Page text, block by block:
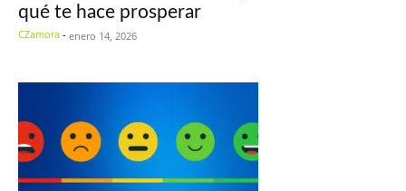
qué te hace prosperar
CZamora - enero 14, 2026